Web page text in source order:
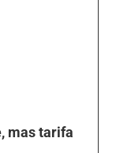
mas tarifa